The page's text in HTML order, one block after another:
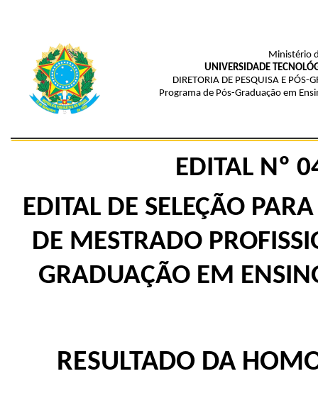
Ministério
UNIVERSIDADE
DIRETORIA DE PESQUISA E
Programa de Pós-Graduação em
EDITAL Nº
EDITAL DE SELEÇÃO
DE MESTRADO
GRADUAÇÃO EM
RESULTADO DA